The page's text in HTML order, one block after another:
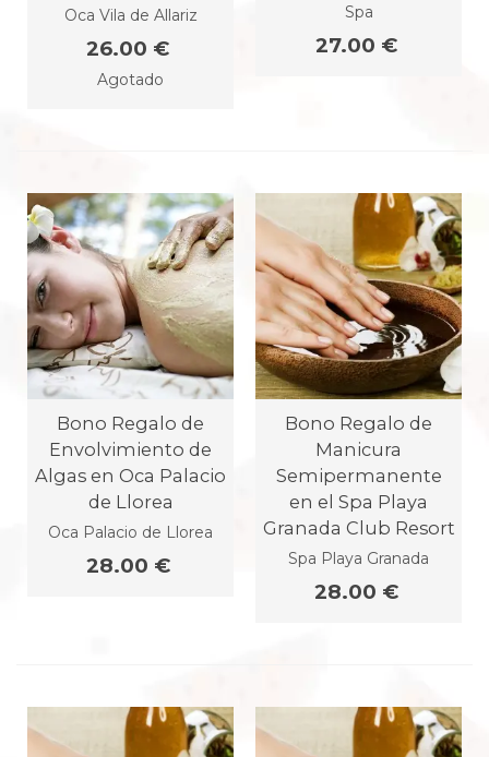
Oca Vila de Allariz
26.00 €
Agotado
Spa
27.00 €
Bono Regalo de
Envolvimiento de
Algas en Oca Palacio
de Llorea
Oca Palacio de Llorea
28.00 €
Bono Regalo de
Manicura
Semipermanente
en el Spa Playa
Granada Club Resort
Spa Playa Granada
28.00 €